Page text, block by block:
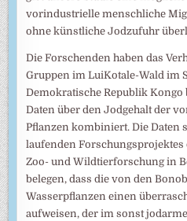
vorindustrielle menschliche
ohne künstliche Jodzufuhr
Die Forschenden haben das
Gruppen im LuiKotale-Wald im
Demokratische Republik Kongo
Daten über den Jodgehalt der
Pflanzen kombiniert. Die Daten
laufenden
Zoo- und Wildtierforschung in
belegen, dass die von den
Wasserpflanzen einen
aufweisen, der im sonst